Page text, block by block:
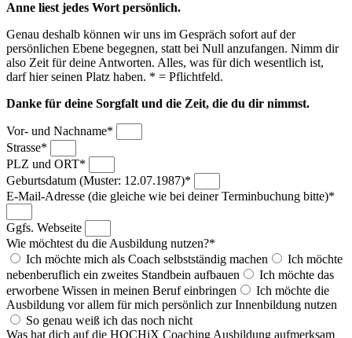
Anne liest jedes Wort persönlich.
Genau deshalb können wir uns im Gespräch sofort auf der
persönlichen Ebene begegnen, statt bei Null anzufangen. Nimm dir
also Zeit für deine Antworten. Alles, was für dich wesentlich ist,
darf hier seinen Platz haben. * = Pflichtfeld.
Danke für deine Sorgfalt und die Zeit, die du dir nimmst.
Vor- und Nachname*
Strasse*
PLZ und ORT*
Geburtsdatum (Muster: 12.07.1987)*
E-Mail-Adresse (die gleiche wie bei deiner Terminbuchung bitte)*
Ggfs. Webseite
Wie möchtest du die Ausbildung nutzen?*
Ich möchte mich als Coach selbstständig machen
Ich möchte
nebenberuflich ein zweites Standbein aufbauen
Ich möchte das
erworbene Wissen in meinen Beruf einbringen
Ich möchte die
Ausbildung vor allem für mich persönlich zur Innenbildung nutzen
So genau weiß ich das noch nicht
Was hat dich auf die HOCHiX Coaching Ausbildung aufmerksam